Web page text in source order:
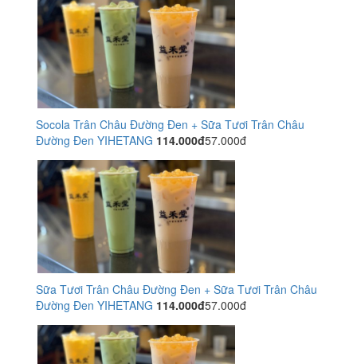
Socola Trân Châu Đường Đen + Sữa Tươi Trân Châu
Đường Đen YIHETANG 114.000đ57.000đ
Sữa Tươi Trân Châu Đường Đen + Sữa Tươi Trân Châu
Đường Đen YIHETANG 114.000đ57.000đ